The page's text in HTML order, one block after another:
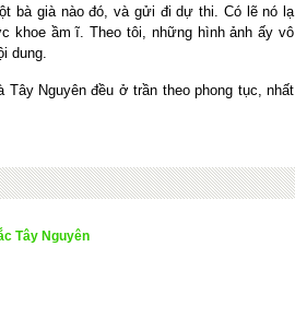
bà già nào đó, và gửi đi dự thi. Có lẽ nó lạ
khoe ầm ĩ. Theo tôi, những hình ảnh ấy vô
dung.
Nguyên đều ở trần theo phong tục, nhất
Tây Nguyên